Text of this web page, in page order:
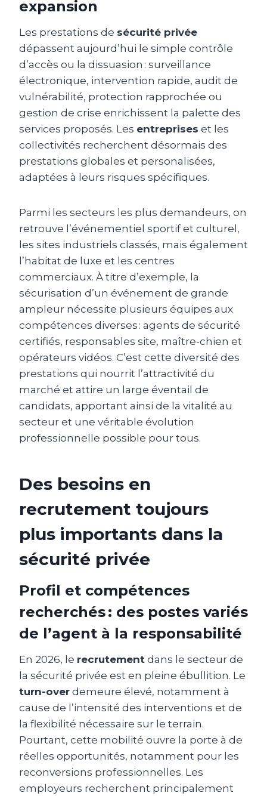
expansion
Les prestations de sécurité privée
dépassent aujourd’hui le simple contrôle
d’accès ou la dissuasion : surveillance
électronique, intervention rapide, audit de
vulnérabilité, protection rapprochée ou
gestion de crise enrichissent la palette des
services proposés. Les entreprises et les
collectivités recherchent désormais des
prestations globales et personalisées,
adaptées à leurs risques spécifiques.
Parmi les secteurs les plus demandeurs, on
retrouve l’événementiel sportif et culturel,
les sites industriels classés, mais également
l’habitat de luxe et les centres
commerciaux. À titre d’exemple, la
sécurisation d’un événement de grande
ampleur nécessite plusieurs équipes aux
compétences diverses : agents de sécurité
certifiés, responsables site, maître-chien et
opérateurs vidéos. C’est cette diversité des
prestations qui nourrit l’attractivité du
marché et attire un large éventail de
candidats, apportant ainsi de la vitalité au
secteur et une véritable évolution
professionnelle possible pour tous.
Des besoins en
recrutement toujours
plus importants dans la
sécurité privée
Profil et compétences
recherchés : des postes variés
de l’agent à la responsabilité
En 2026, le recrutement dans le secteur de
la sécurité privée est en pleine ébullition. Le
turn-over demeure élevé, notamment à
cause de l’intensité des interventions et de
la flexibilité nécessaire sur le terrain.
Pourtant, cette mobilité ouvre la porte à de
réelles opportunités, notamment pour les
reconversions professionnelles. Les
employeurs recherchent principalement